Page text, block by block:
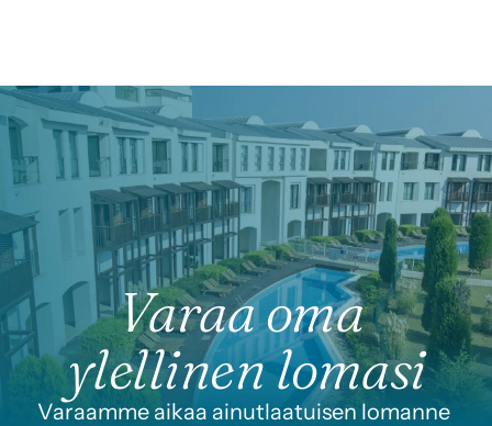
Varaa oma
ylellinen lomasi
Varaamme aikaa ainutlaatuisen lomanne